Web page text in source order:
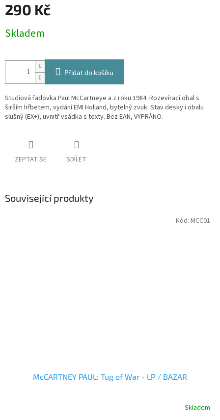
290 Kč
cena:
Skladem
Přidat do košíku
Studiová řadovka Paul McCartneye a z roku 1984. Rozevírací obal s
širším hřbetem, vydání EMI Holland, bytelný zvuk. Stav desky i obalu
slušný (EX+), uvnitř vsádka s texty. Bez EAN, VYPRÁNO.
ZEPTAT SE SDÍLET
Související produkty
McCARTNEY PAUL: Tug of War - LP / BAZAR
Skladem
Kód: MCC01